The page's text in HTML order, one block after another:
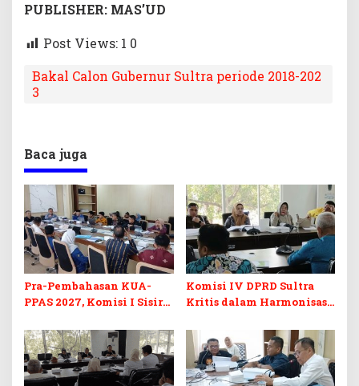
PUBLISHER: MAS’UD
Post Views: 1 0
Bakal Calon Gubernur Sultra periode 2018-202
3
Baca juga
Pra-Pembahasan KUA-
PPAS 2027, Komisi I Sisir
Berkelanjutan
Komisi IV DPRD Sultra
Kritis dalam Harmonisasi
Perubahan APBD 2026